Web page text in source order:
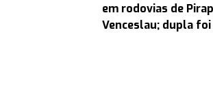
em rodovias de
Venceslau; dupla